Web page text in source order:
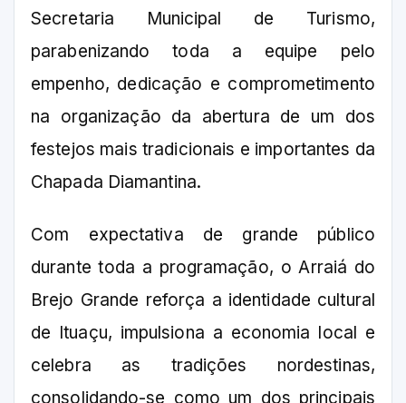
Secretaria Municipal de Turismo,
parabenizando toda a equipe pelo
empenho, dedicação e comprometimento
na organização da abertura de um dos
festejos mais tradicionais e importantes da
Chapada Diamantina.
Com expectativa de grande público
durante toda a programação, o Arraiá do
Brejo Grande reforça a identidade cultural
de Ituaçu, impulsiona a economia local e
celebra as tradições nordestinas,
consolidando-se como um dos principais